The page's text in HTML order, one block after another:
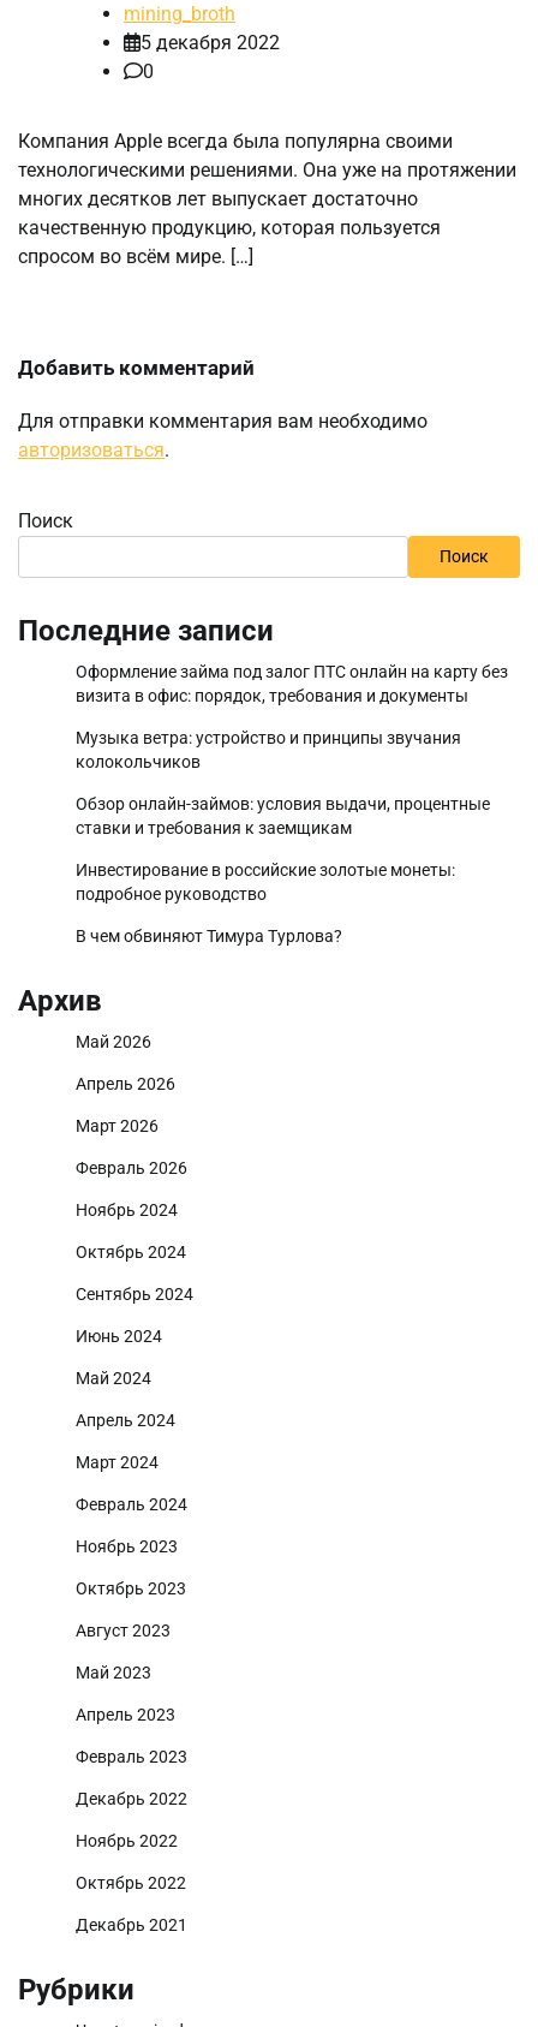
mining_broth
5 декабря 2022
0
Компания Apple всегда была популярна своими
технологическими решениями. Она уже на протяжении
многих десятков лет выпускает достаточно
качественную продукцию, которая пользуется
спросом во всём мире. […]
Добавить комментарий
Для отправки комментария вам необходимо
авторизоваться.
Поиск
Поиск
Последние записи
Оформление займа под залог ПТС онлайн на карту без
визита в офис: порядок, требования и документы
Музыка ветра: устройство и принципы звучания
колокольчиков
Обзор онлайн-займов: условия выдачи, процентные
ставки и требования к заемщикам
Инвестирование в российские золотые монеты:
подробное руководство
В чем обвиняют Тимура Турлова?
Архив
Май 2026
Апрель 2026
Март 2026
Февраль 2026
Ноябрь 2024
Октябрь 2024
Сентябрь 2024
Июнь 2024
Май 2024
Апрель 2024
Март 2024
Февраль 2024
Ноябрь 2023
Октябрь 2023
Август 2023
Май 2023
Апрель 2023
Февраль 2023
Декабрь 2022
Ноябрь 2022
Октябрь 2022
Декабрь 2021
Рубрики